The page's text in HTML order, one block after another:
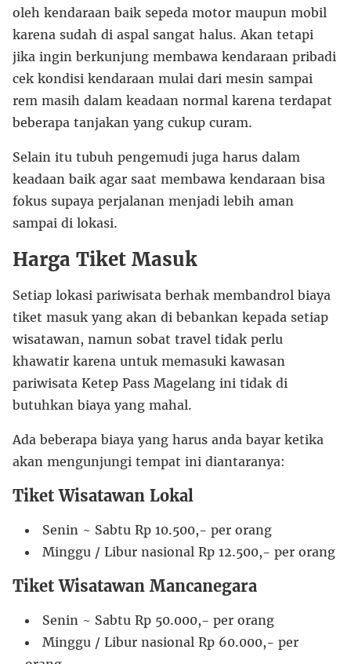
oleh kendaraan baik sepeda motor maupun mobil
karena sudah di aspal sangat halus. Akan tetapi
jika ingin berkunjung membawa kendaraan pribadi
cek kondisi kendaraan mulai dari mesin sampai
rem masih dalam keadaan normal karena terdapat
beberapa tanjakan yang cukup curam.
Selain itu tubuh pengemudi juga harus dalam
keadaan baik agar saat membawa kendaraan bisa
fokus supaya perjalanan menjadi lebih aman
sampai di lokasi.
Harga Tiket Masuk
Setiap lokasi pariwisata berhak membandrol biaya
tiket masuk yang akan di bebankan kepada setiap
wisatawan, namun sobat travel tidak perlu
khawatir karena untuk memasuki kawasan
pariwisata Ketep Pass Magelang ini tidak di
butuhkan biaya yang mahal.
Ada beberapa biaya yang harus anda bayar ketika
akan mengunjungi tempat ini diantaranya:
Tiket Wisatawan Lokal
Senin ~ Sabtu Rp 10.500,- per orang
Minggu / Libur nasional Rp 12.500,- per orang
Tiket Wisatawan Mancanegara
Senin ~ Sabtu Rp 50.000,- per orang
Minggu / Libur nasional Rp 60.000,- per